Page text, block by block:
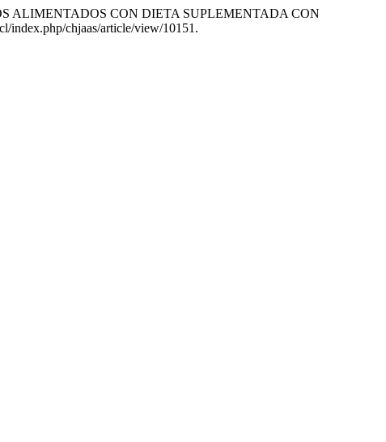
ALIMENTADOS CON DIETA SUPLEMENTADA CON
index.php/chjaas/article/view/10151.